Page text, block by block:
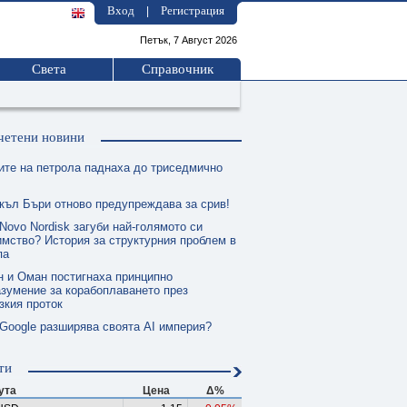
Вход Регистрация
Петък, 7 Август 2026
Света Справочник
новини
на петрола паднаха до триседмично
Бъри отново предупреждава за срив!
Nordisk загуби най-голямото си
История за структурния проблем в
и Оман постигнаха принципно
за корабоплаването през
проток
разширява своята AI империя?
Цена
Δ%